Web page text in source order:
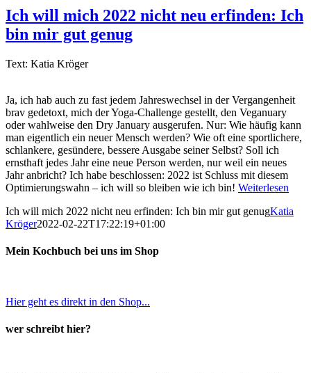
Ich will mich 2022 nicht neu erfinden: Ich
bin mir gut genug
Text: Katia Kröger
Ja, ich hab auch zu fast jedem Jahreswechsel in der Vergangenheit
brav gedetoxt, mich der Yoga-Challenge gestellt, den Veganuary
oder wahlweise den Dry January ausgerufen. Nur: Wie häufig kann
man eigentlich ein neuer Mensch werden? Wie oft eine sportlichere,
schlankere, gesündere, bessere Ausgabe seiner Selbst? Soll ich
ernsthaft jedes Jahr eine neue Person werden, nur weil ein neues
Jahr anbricht? Ich habe beschlossen: 2022 ist Schluss mit diesem
Optimierungswahn – ich will so bleiben wie ich bin! Weiterlesen
Ich will mich 2022 nicht neu erfinden: Ich bin mir gut genugKatia
Kröger2022-02-22T17:22:19+01:00
Mein Kochbuch bei uns im Shop
Hier geht es direkt in den Shop...
wer schreibt hier?